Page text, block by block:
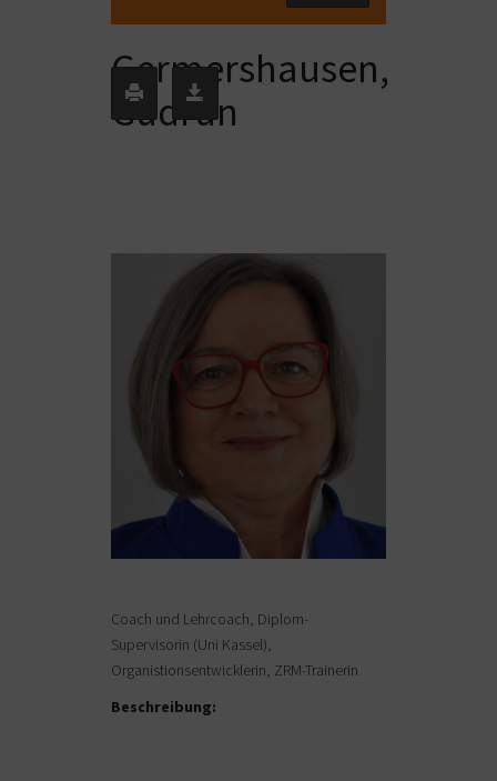
Germershausen,
Gudrun
Coach und Lehrcoach, Diplom-
Supervisorin (Uni Kassel),
Organistionsentwicklerin, ZRM-Trainerin
Beschreibung: